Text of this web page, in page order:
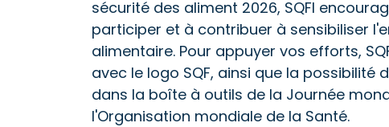
sécurité des aliment 2026, SQFI
participer et à contribuer à sensibiliser
alimentaire. Pour appuyer vos efforts,
avec le logo SQF, ainsi que la
dans la boîte à outils de la Journée
l'Organisation mondiale de la Santé.